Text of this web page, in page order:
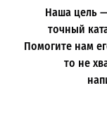
Наша цель
точный
Помогите нам
то не